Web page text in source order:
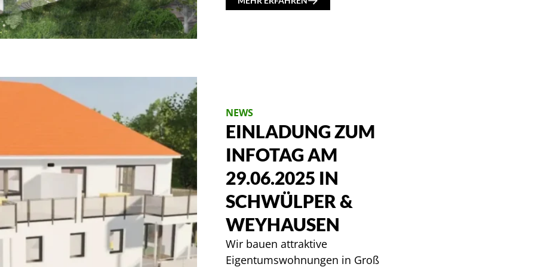
NEWS
EINLADUNG ZUM
INFOTAG AM
29.06.2025 IN
SCHWÜLPER &
WEYHAUSEN
Wir bauen attraktive
Eigentumswohnungen in Groß